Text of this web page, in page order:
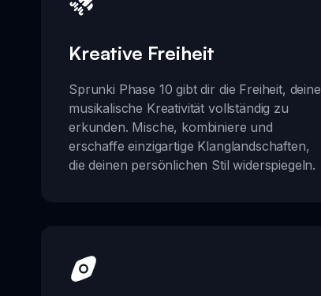
Kreative Freiheit
Sprunki Phase 10 gibt dir die Freiheit, deine
musikalische Kreativität vollständig zu
erkunden. Mische, kombiniere und
erschaffe einzigartige Klanglandschaften,
die deinen persönlichen Stil widerspiegeln.